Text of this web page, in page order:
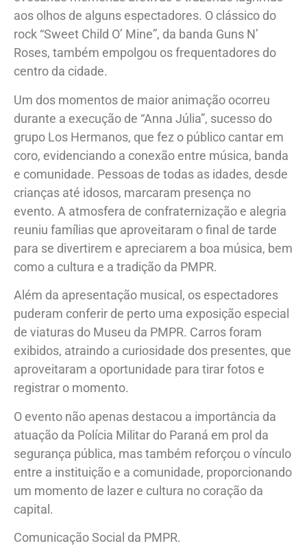
aos olhos de alguns espectadores. O clássico do
rock “Sweet Child O’ Mine”, da banda Guns N’
Roses, também empolgou os frequentadores do
centro da cidade.
Um dos momentos de maior animação ocorreu
durante a execução de “Anna Júlia”, sucesso do
grupo Los Hermanos, que fez o público cantar em
coro, evidenciando a conexão entre música, banda
e comunidade. Pessoas de todas as idades, desde
crianças até idosos, marcaram presença no
evento. A atmosfera de confraternização e alegria
reuniu famílias que aproveitaram o final de tarde
para se divertirem e apreciarem a boa música, bem
como a cultura e a tradição da PMPR.
Além da apresentação musical, os espectadores
puderam conferir de perto uma exposição especial
de viaturas do Museu da PMPR. Carros foram
exibidos, atraindo a curiosidade dos presentes, que
aproveitaram a oportunidade para tirar fotos e
registrar o momento.
O evento não apenas destacou a importância da
atuação da Polícia Militar do Paraná em prol da
segurança pública, mas também reforçou o vínculo
entre a instituição e a comunidade, proporcionando
um momento de lazer e cultura no coração da
capital.
Comunicação Social da PMPR.